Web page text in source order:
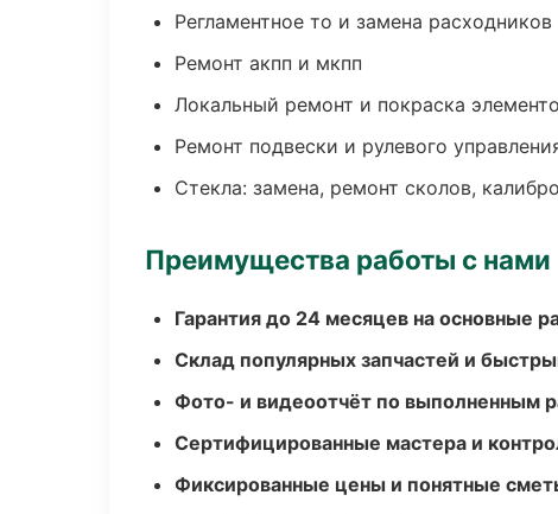
Регламентное то и замена расходников
Ремонт акпп и мкпп
Локальный ремонт и покраска
Ремонт подвески и рулевого
Стекла: замена, ремонт сколов,
Преимущества работы с нами
Гарантия до 24 месяцев на основные
Склад популярных запчастей и
Фото- и видеоотчёт по выполненным
Сертифицированные мастера и
Фиксированные цены и понятные